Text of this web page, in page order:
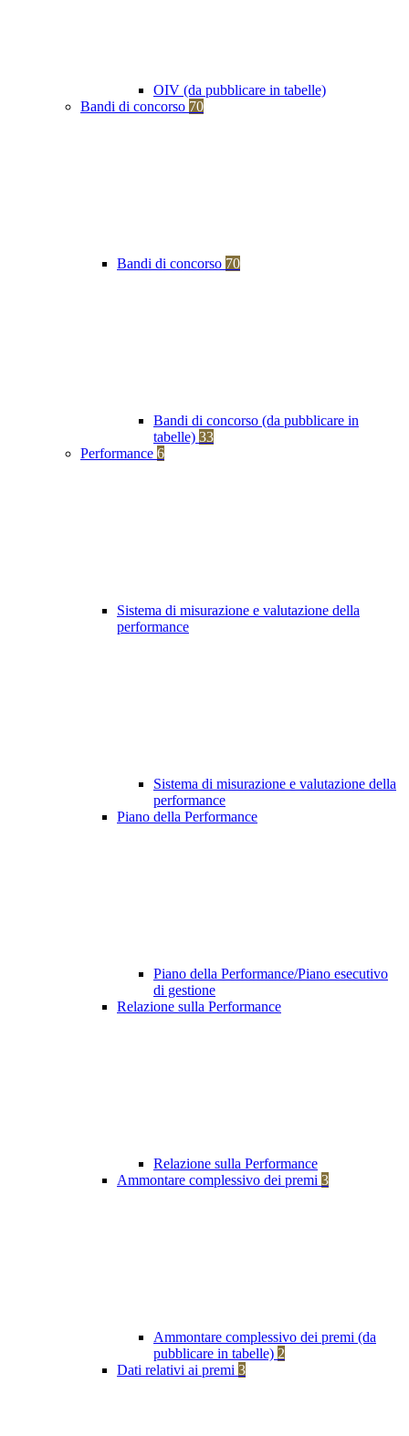
OIV (da pubblicare in tabelle)
Bandi di concorso 70
Bandi di concorso 70
Bandi di concorso (da pubblicare in
tabelle) 33
Performance 6
Sistema di misurazione e valutazione della
performance
Sistema di misurazione e valutazione della
performance
Piano della Performance
Piano della Performance/Piano esecutivo
di gestione
Relazione sulla Performance
Relazione sulla Performance
Ammontare complessivo dei premi 3
Ammontare complessivo dei premi (da
pubblicare in tabelle) 2
Dati relativi ai premi 3